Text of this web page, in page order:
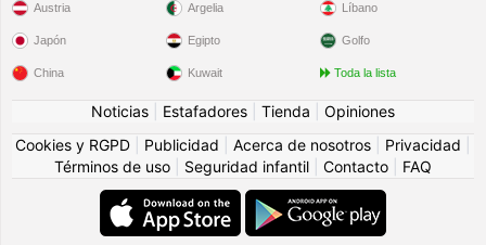
Austria
Japón
China
Argelia
Egipto
Kuwait
Líbano
Golfo
Toda la lista
Noticias Estafadores Tienda
Opiniones
Cookies y RGPD
Publicidad Acerca de nosotros Privacidad
Términos de uso
Seguridad infantil Contacto FAQ